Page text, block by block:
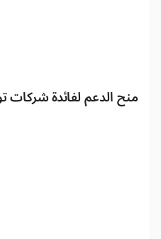
منح الدعم لفائدة شركات